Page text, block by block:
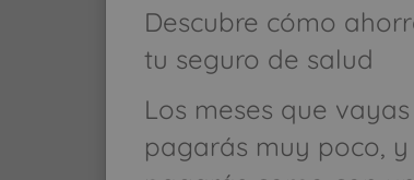
Llamar al936 620
CIRUGIA GENERAL Y DEL
Y GINECOLOGÍA
VILANA Nº 12 DESPACHO
Descubre cómo
tu seguro de salud
Los meses que
pagarás muy poco,